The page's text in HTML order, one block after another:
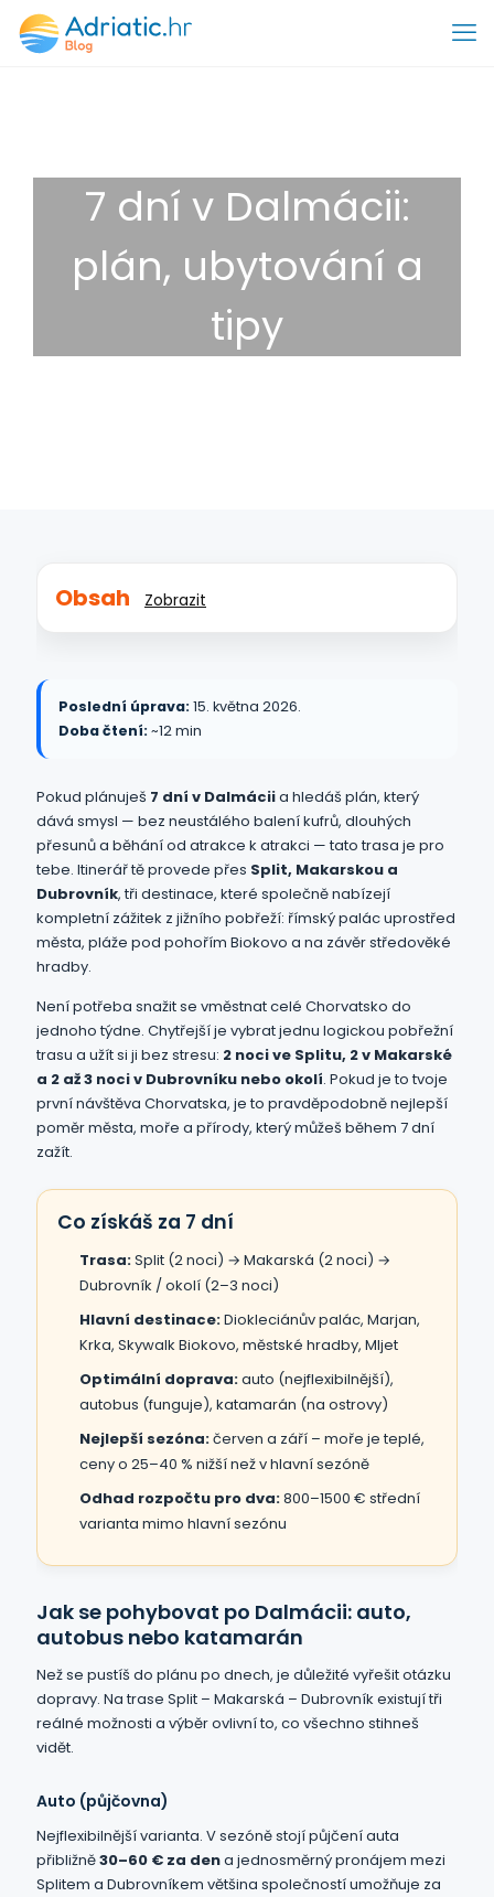
7 dní v Dalmácii:
plán, ubytování a
tipy
Obsah Zobrazit
Poslední úprava: 15. května 2026.
Doba čtení: ~12 min
Pokud plánuješ 7 dní v Dalmáciia hledáš plán, který
dává smysl — bez neustálého balení kufrů, dlouhých
přesunů a běhání od atrakce k atrakci — tato trasa je pro
tebe. Itinerář tě provede přes Split, Makarskou a
Dubrovník, tři destinace, které společně nabízejí
kompletní zážitek z jižního pobřeží: římský palác uprostřed
města, pláže pod pohořím Biokovo a na závěr středověké
hradby.
Není potřeba snažit se vměstnat celé Chorvatsko do
jednoho týdne. Chytřejší je vybrat jednu logickou pobřežní
trasu a užít si ji bez stresu: 2 noci ve Splitu, 2 v Makarské
a 2 až 3 noci v Dubrovníku nebo okolí. Pokud je to tvoje
první návštěva Chorvatska, je to pravděpodobně nejlepší
poměr města, moře a přírody, který můžeš během 7 dní
zažít.
Co získáš za 7 dní
Trasa:Split (2 noci) → Makarská (2 noci) →
Dubrovník / okolí (2–3 noci)
Hlavní destinace:Diokleciánův palác, Marjan,
Krka, Skywalk Biokovo, městské hradby, Mljet
Optimální doprava:auto (nejflexibilnější),
autobus (funguje), katamarán (na ostrovy)
Nejlepší sezóna:červen a září – moře je teplé,
ceny o 25–40 % nižší než v hlavní sezóně
Odhad rozpočtu pro dva:800–1500 € střední
varianta mimo hlavní sezónu
Jak se pohybovat po Dalmácii: auto,
autobus nebo katamarán
Než se pustíš do plánu po dnech, je důležité vyřešit otázku
dopravy. Na trase Split – Makarská – Dubrovník existují tři
reálné možnosti a výběr ovlivní to, co všechno stihneš
vidět.
Auto (půjčovna)
Nejflexibilnější varianta. V sezóně stojí půjčení auta
přibližně30–60 € za dena jednosměrný pronájem mezi
Splitem a Dubrovníkem většina společností umožňuje za